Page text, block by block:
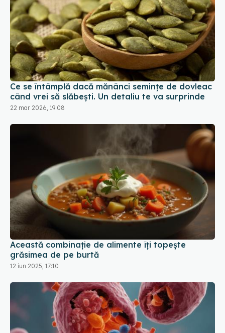
Ce se întâmplă dacă mănânci semințe de dovleac
când vrei să slăbești. Un detaliu te va surprinde
22 mar 2026, 19:08
Această combinație de alimente îți topește
grăsimea de pe burtă
12 iun 2025, 17:10